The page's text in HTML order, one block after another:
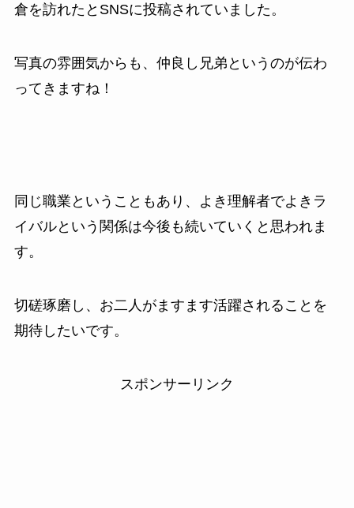
倉を訪れたとSNSに投稿されていました。
写真の雰囲気からも、仲良し兄弟というのが伝わ
ってきますね！
同じ職業ということもあり、よき理解者でよきラ
イバルという関係は今後も続いていくと思われま
す。
切磋琢磨し、お二人がますます活躍されることを
期待したいです。
スポンサーリンク